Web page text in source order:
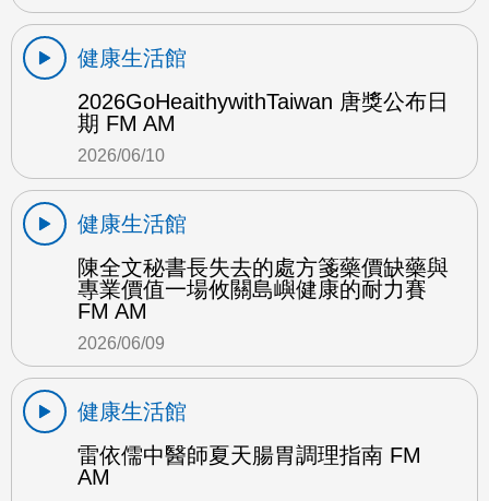
健康生活館
2026GoHeaithywithTaiwan 唐獎公布日
期 FM AM
2026/06/10
健康生活館
陳全文秘書長失去的處方箋藥價缺藥與
專業價值一場攸關島嶼健康的耐力賽
FM AM
2026/06/09
健康生活館
雷依儒中醫師夏天腸胃調理指南 FM
AM